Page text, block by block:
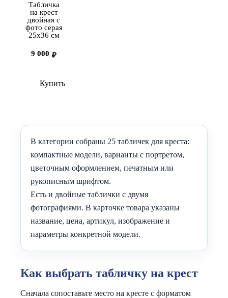
Табличка
на крест
двойная с
фото серая
25х36 см
₽
9 000
Купить
В категории собраны 25 табличек для креста:
компактные модели, варианты с портретом,
цветочным оформлением, печатным или
рукописным шрифтом.
Есть и двойные таблички с двумя
фотографиями. В карточке товара указаны
название, цена, артикул, изображение и
параметры конкретной модели.
Как выбрать табличку на крест
Сначала сопоставьте место на кресте с форматом